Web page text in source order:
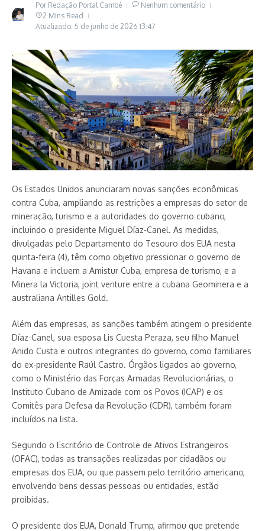
Por Redação Portal Cambé
Nenhum comentário
2 Mins Read
Atualizado: 5 de junho de 2026 13:47
Os Estados Unidos anunciaram novas sanções econômicas
contra Cuba, ampliando as restrições a empresas do setor de
mineração, turismo e a autoridades do governo cubano,
incluindo o presidente Miguel Díaz-Canel. As medidas,
divulgadas pelo Departamento do Tesouro dos EUA nesta
quinta-feira (4), têm como objetivo pressionar o governo de
Havana e incluem a Amistur Cuba, empresa de turismo, e a
Minera la Victoria, joint venture entre a cubana Geominera e a
australiana Antilles Gold.
Além das empresas, as sanções também atingem o presidente
Díaz-Canel, sua esposa Lis Cuesta Peraza, seu filho Manuel
Anido Custa e outros integrantes do governo, como familiares
do ex-presidente Raúl Castro. Órgãos ligados ao governo,
como o Ministério das Forças Armadas Revolucionárias, o
Instituto Cubano de Amizade com os Povos (ICAP) e os
Comitês para Defesa da Revolução (CDR), também foram
incluídos na lista.
Segundo o Escritório de Controle de Ativos Estrangeiros
(OFAC), todas as transações realizadas por cidadãos ou
empresas dos EUA, ou que passem pelo território americano,
envolvendo bens dessas pessoas ou entidades, estão
proibidas.
O presidente dos EUA, Donald Trump, afirmou que pretende